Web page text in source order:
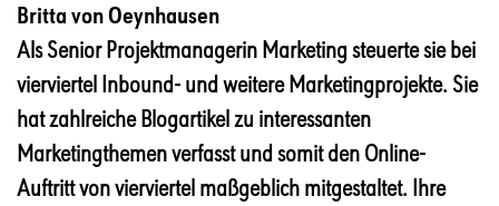
Britta von Oeynhausen
Als Senior Projektmanagerin Marketing steuerte sie bei
vierviertel Inbound- und weitere Marketingprojekte. Sie
hat zahlreiche Blogartikel zu interessanten
Marketingthemen verfasst und somit den Online-
Auftritt von vierviertel maßgeblich mitgestaltet. Ihre